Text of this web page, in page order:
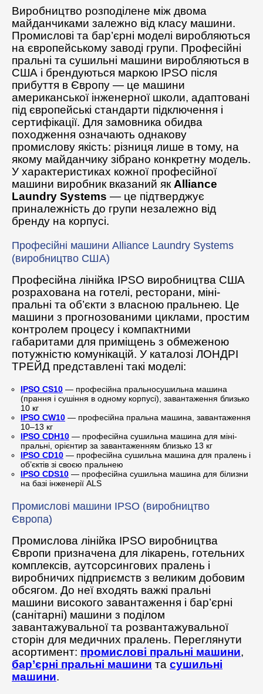
Виробництво розподілене між двома
майданчиками залежно від класу машини.
Промислові та бар’єрні моделі виробляються
на європейському заводі групи. Професійні
пральні та сушильні машини виробляються в
США і брендуються маркою IPSO після
прибуття в Європу — це машини
американської інженерної школи, адаптовані
під європейські стандарти підключення і
сертифікації. Для замовника обидва
походження означають однакову
промислову якість: різниця лише в тому, на
якому майданчику зібрано конкретну модель.
У характеристиках кожної професійної
машини виробник вказаний як Alliance
Laundry Systems — це підтверджує
приналежність до групи незалежно від
бренду на корпусі.
Професійні машини Alliance Laundry Systems
(виробництво США)
Професійна лінійка IPSO виробництва США
розрахована на готелі, ресторани, міні-
пральні та об’єкти з власною пральнею. Це
машини з прогнозованими циклами, простим
контролем процесу і компактними
габаритами для приміщень з обмеженою
потужністю комунікацій. У каталозі ЛОНДРІ
ТРЕЙД представлені такі моделі:
IPSO CS10 — професійна пральносушильна машина
(прання і сушіння в одному корпусі), завантаження близько
10 кг
IPSO CW10 — професійна пральна машина, завантаження
10–13 кг
IPSO CDH10 — професійна сушильна машина для міні-
пральні, орієнтир за завантаженням близько 13 кг
IPSO CD10 — професійна сушильна машина для пралень і
об’єктів зі своєю пральнею
IPSO CDS10 — професійна сушильна машина для білизни
на базі інженерії ALS
Промислові машини IPSO (виробництво
Європа)
Промислова лінійка IPSO виробництва
Європи призначена для лікарень, готельних
комплексів, аутсорсингових пралень і
виробничих підприємств з великим добовим
обсягом. До неї входять важкі пральні
машини високого завантаження і бар’єрні
(санітарні) машини з поділом
завантажувальної та розвантажувальної
сторін для медичних пралень. Переглянути
асортимент: промислові пральні машини,
бар’єрні пральні машини та сушильні
машини.